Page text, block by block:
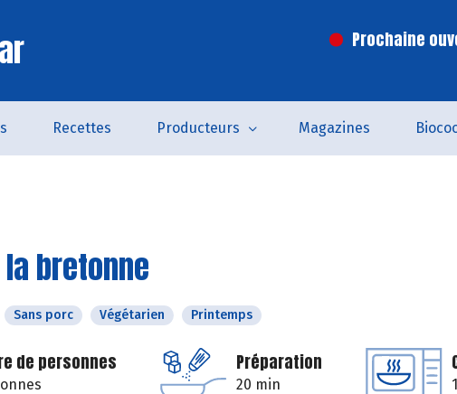
Prochaine
Recettes Producteurs Magazines
bretonne
Sans porc Végétarien Printemps
de personnes Préparation
20 min